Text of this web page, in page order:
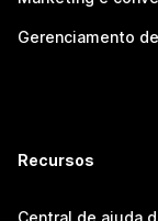
Gerenciamento
Recursos
Central de ajuda